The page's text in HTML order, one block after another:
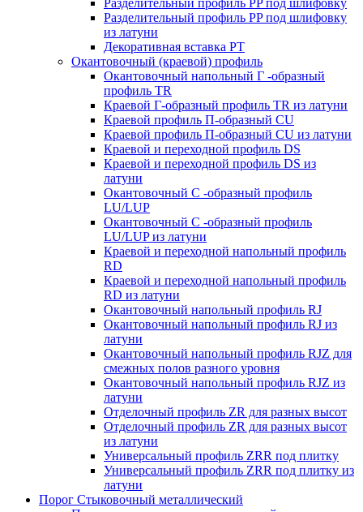
Разделительный профиль PP под шлифовку
Разделительный профиль PP под шлифовку
из латуни
Декоративная вставка PT
Окантовочный (краевой) профиль
Окантовочный напольный Г -образный
профиль TR
Краевой Г-образный профиль TR из латуни
Краевой профиль П-образный CU
Краевой профиль П-образный CU из латуни
Краевой и переходной профиль DS
Краевой и переходной профиль DS из
латуни
Окантовочный С -образный профиль
LU/LUP
Окантовочный С -образный профиль
LU/LUP из латуни
Краевой и переходной напольный профиль
RD
Краевой и переходной напольный профиль
RD из латуни
Окантовочный напольный профиль RJ
Окантовочный напольный профиль RJ из
латуни
Окантовочный напольный профиль RJZ для
смежных полов разного уровня
Окантовочный напольный профиль RJZ из
латуни
Отделочный профиль ZR для разных высот
Отделочный профиль ZR для разных высот
из латуни
Универсальный профиль ZRR под плитку
Универсальный профиль ZRR под плитку из
латуни
Порог Стыковочный металлический